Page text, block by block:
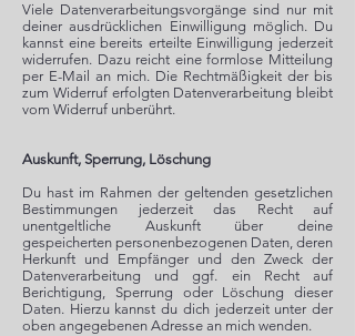
Viele Datenverarbeitungsvorgänge sind nur mit
deiner ausdrücklichen Einwilligung möglich. Du
kannst eine bereits erteilte Einwilligung jederzeit
widerrufen. Dazu reicht eine formlose Mitteilung
per E-Mail an mich. Die Rechtmäßigkeit der bis
zum Widerruf erfolgten Datenverarbeitung bleibt
vom Widerruf unberührt.
Auskunft, Sperrung, Löschung
Du hast im Rahmen der geltenden gesetzlichen
Bestimmungen jederzeit das Recht auf
unentgeltliche Auskunft über deine
gespeicherten personenbezogenen Daten, deren
Herkunft und Empfänger und den Zweck der
Datenverarbeitung und ggf. ein Recht auf
Berichtigung, Sperrung oder Löschung dieser
Daten. Hierzu kannst du dich jederzeit unter der
oben angegebenen Adresse an mich wenden.